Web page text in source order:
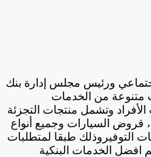
ورئيس مجلس إدارة بنك
متنوعة من الخدمات
وتشمل منتجات التجزئة
قروض السيارات وجميع أنواع
التوفيروذلك طبقا لمتطلبات
افضل الخدمات البنكية